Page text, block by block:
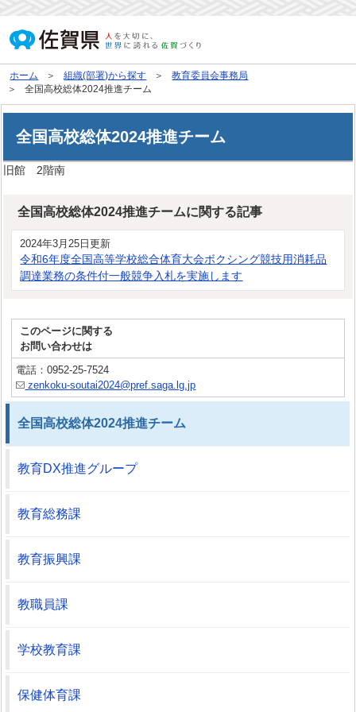
ホーム 組織(部署)から探す
教育委員会事務局
全国高校総体2024推進チーム
全国高校総体2024推進チーム
旧館 2階南
全国高校総体2024推進チームに関する記事
2024年3月25日更新
令和6年度全国高等学校総合体育大会ボクシング競技用消耗品
調達業務の条件付一般競争入札を実施します
このページに関する
お問い合わせは
電話：0952-25-7524
zenkoku-soutai2024@pref.saga.lg.jp
全国高校総体2024推進チーム
教育DX推進グループ
教育総務課
教育振興課
教職員課
学校教育課
保健体育課